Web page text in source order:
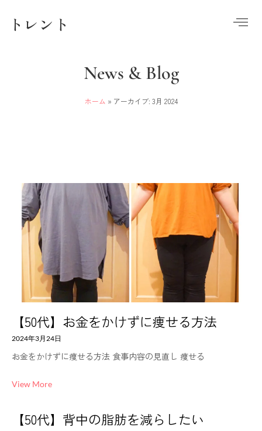
トレント
News & Blog
ホーム » アーカイブ: 3月 2024
【50代】お金をかけずに痩せる方法
2024年3月24日
お金をかけずに痩せる方法 食事内容の見直し 痩せる
View More
【50代】背中の脂肪を減らしたい